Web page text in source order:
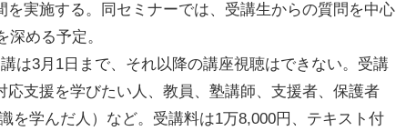
を実施する。同セミナーでは、受講生からの質問を中心
める予定。
は3月1日まで、それ以降の講座視聴はできない。受講
支援を学びたい人、教員、塾講師、支援者、保護者
を学んだ人）など。受講料は1万8,000円、テキスト付